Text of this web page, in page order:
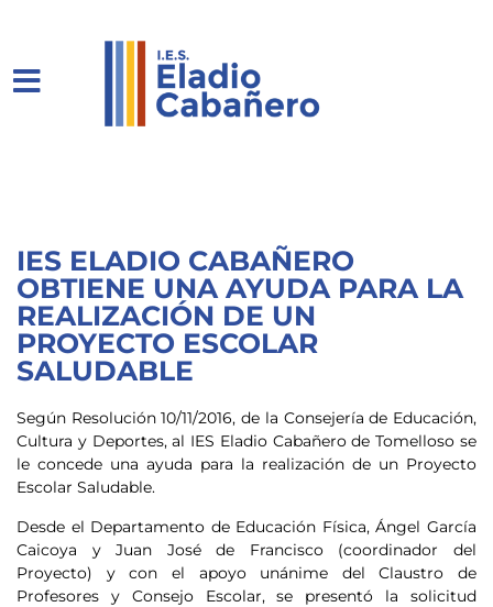
IES ELADIO CABAÑERO
OBTIENE UNA AYUDA PARA LA
REALIZACIÓN DE UN
PROYECTO ESCOLAR
SALUDABLE
Según Resolución 10/11/2016, de la Consejería de Educación,
Cultura y Deportes, al IES Eladio Cabañero de Tomelloso se
le concede una ayuda para la realización de un Proyecto
Escolar Saludable.
Desde el Departamento de Educación Física, Ángel García
Caicoya y Juan José de Francisco (coordinador del
Proyecto) y con el apoyo unánime del Claustro de
Profesores y Consejo Escolar, se presentó la solicitud